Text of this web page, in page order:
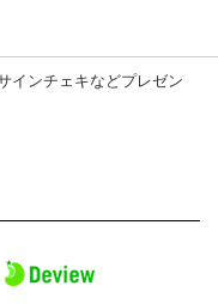
インチェキなどプレゼン